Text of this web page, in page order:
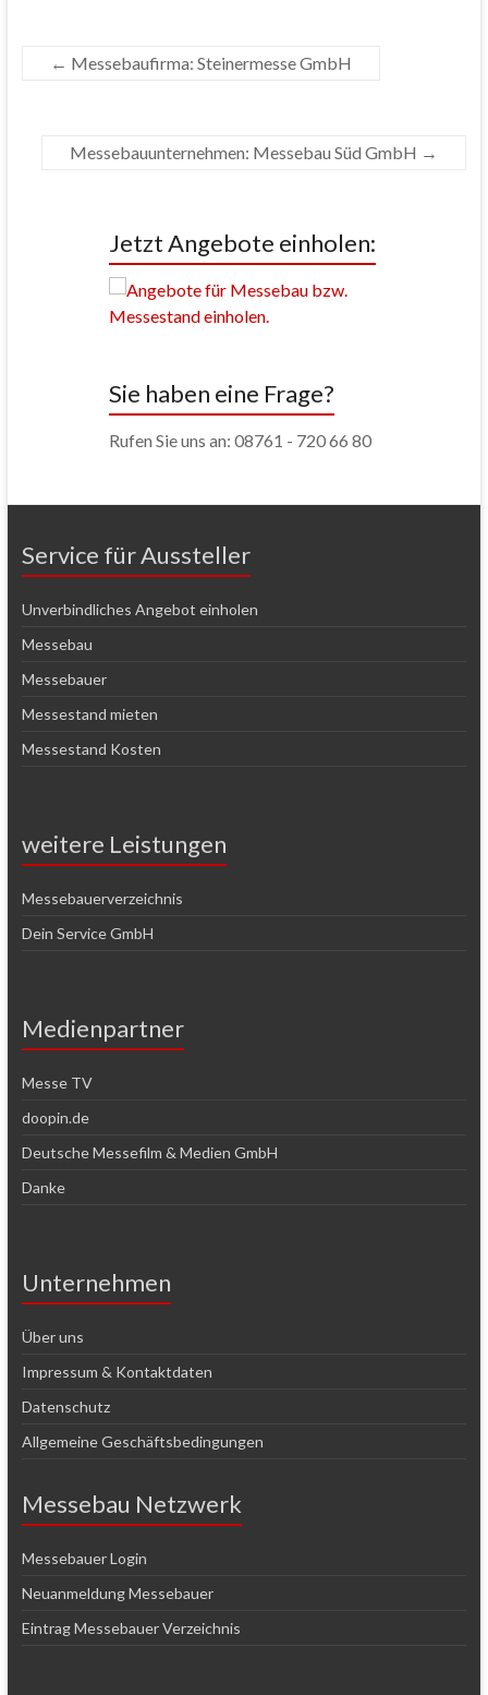
← Messebaufirma: Steinermesse GmbH
Messebauunternehmen: Messebau Süd GmbH →
Jetzt Angebote einholen:
Sie haben eine Frage?
Rufen Sie uns an: 08761 - 720 66 80
Service für Aussteller
Unverbindliches Angebot einholen
Messebau
Messebauer
Messestand mieten
Messestand Kosten
weitere Leistungen
Messebauerverzeichnis
Dein Service GmbH
Medienpartner
Messe TV
doopin.de
Deutsche Messefilm & Medien GmbH
Danke
Unternehmen
Über uns
Impressum & Kontaktdaten
Datenschutz
Allgemeine Geschäftsbedingungen
Messebau Netzwerk
Messebauer Login
Neuanmeldung Messebauer
Eintrag Messebauer Verzeichnis